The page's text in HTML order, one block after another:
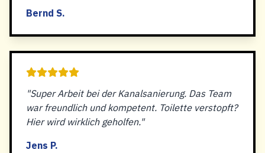
Bernd S.
"Super Arbeit bei der Kanalsanierung. Das Team
war freundlich und kompetent. Toilette verstopft?
Hier wird wirklich geholfen."
Jens P.